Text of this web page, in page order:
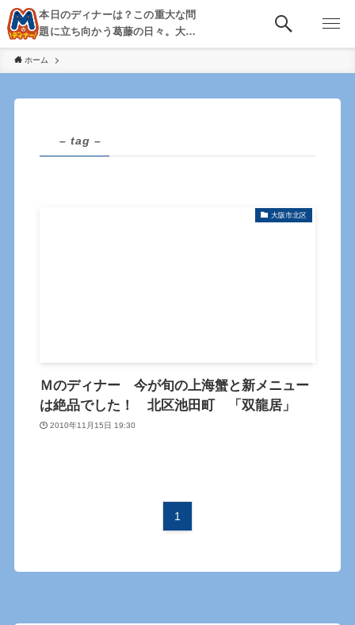
本日のディナーは？この重大な問
題に立ち向かう葛藤の日々。大
阪・京都・神戸を中心とした食べ
歩き、飲み歩きを綴る。
ホーム
– tag –
大阪市北区
Ｍのディナー 今が旬の上海蟹と新メニュー
は絶品でした！ 北区池田町 「双龍居」
2010年11月15日 19:30
1